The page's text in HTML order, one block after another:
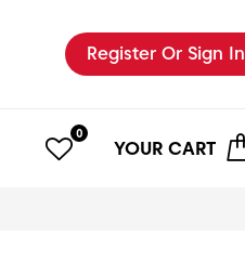
Register Or Sign In
0
YOUR CART